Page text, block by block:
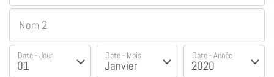
Nom 2
Date - Jour Date - Mois Date - Année